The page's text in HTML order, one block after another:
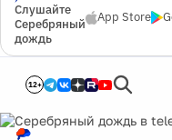
Слушайте
Серебряный
дождь
App Store
12+